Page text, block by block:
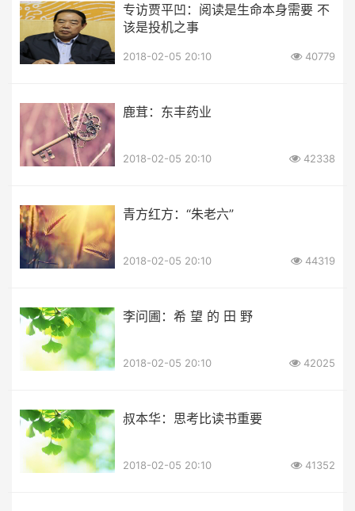
专访贾平凹：阅读是生命本身需要 不
该是投机之事
2018-02-05 20:10 40779
鹿茸：东丰药业
2018-02-05 20:10 42338
青方红方：“朱老六”
2018-02-05 20:10 44319
李问圃：希 望 的 田 野
2018-02-05 20:10 42025
叔本华：思考比读书重要
2018-02-05 20:10 41352